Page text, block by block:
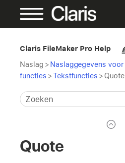
Claris FileMaker Pro Help
Naslag > Naslaggegevens voor
functies >Tekstfuncties > Quote
Quote